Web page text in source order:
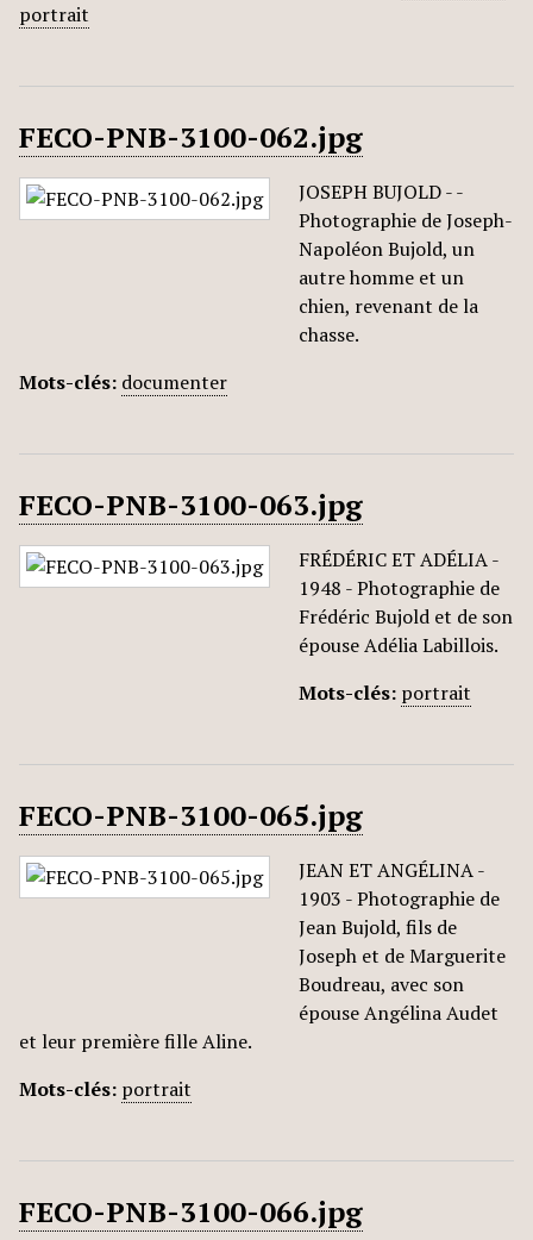
portrait
FECO-PNB-3100-062.jpg
JOSEPH BUJOLD - -
Photographie de Joseph-
Napoléon Bujold, un
autre homme et un
chien, revenant de la
chasse.
Mots-clés: documenter
FECO-PNB-3100-063.jpg
FRÉDÉRIC ET ADÉLIA -
1948 - Photographie de
Frédéric Bujold et de son
épouse Adélia Labillois.
Mots-clés: portrait
FECO-PNB-3100-065.jpg
JEAN ET ANGÉLINA -
1903 - Photographie de
Jean Bujold, fils de
Joseph et de Marguerite
Boudreau, avec son
épouse Angélina Audet
et leur première fille Aline.
Mots-clés: portrait
FECO-PNB-3100-066.jpg